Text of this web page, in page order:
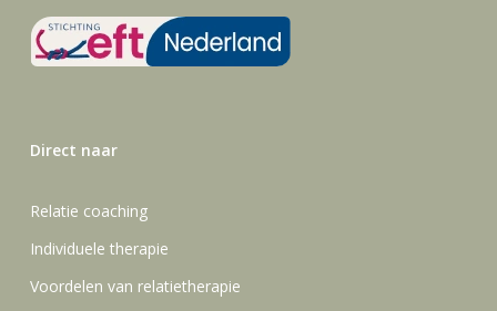
Direct naar
Relatie coaching
Individuele therapie
Voordelen van relatietherapie